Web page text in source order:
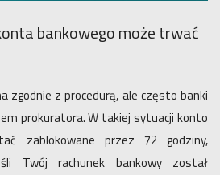
bankowego może trwać
zgodnie z procedurą, ale często banki
prokuratora. W takiej sytuacji konto
zablokowane przez 72 godziny,
Twój rachunek bankowy został